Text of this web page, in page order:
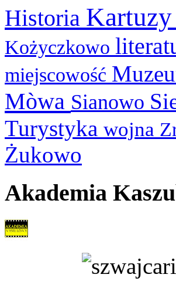
Historia Kartuzy
Kożyczkowo
miejscowość
Mòwa Sianowo
Turystyka wojna
Żukowo
Akademia